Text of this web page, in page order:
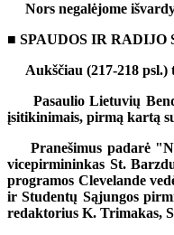
Nors negalėjome
■ SPAUDOS IR
Aukščiau (217-218
Pasaulio Lietuvių
įsitikinimais, pirmą kartą
Pranešimus padarė
vicepirmininkas St.
programos Clevelande
ir Studentų Sąjungos
redaktorius K. Trimakas,